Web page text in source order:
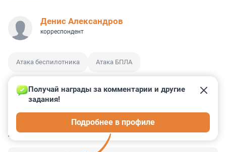
Денис Александров
корреспондент
Атака беспилотника Атака БПЛА
КОММЕНТАРИИ 2
Получай награды за комментарии и другие
задания!
Подробнее в профиле